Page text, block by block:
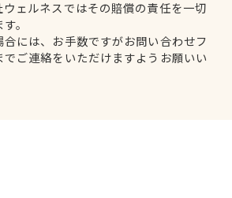
ェルネスではその賠償の責任を一切
。
には、お手数ですがお問い合わせフ
でご連絡をいただけますようお願いい